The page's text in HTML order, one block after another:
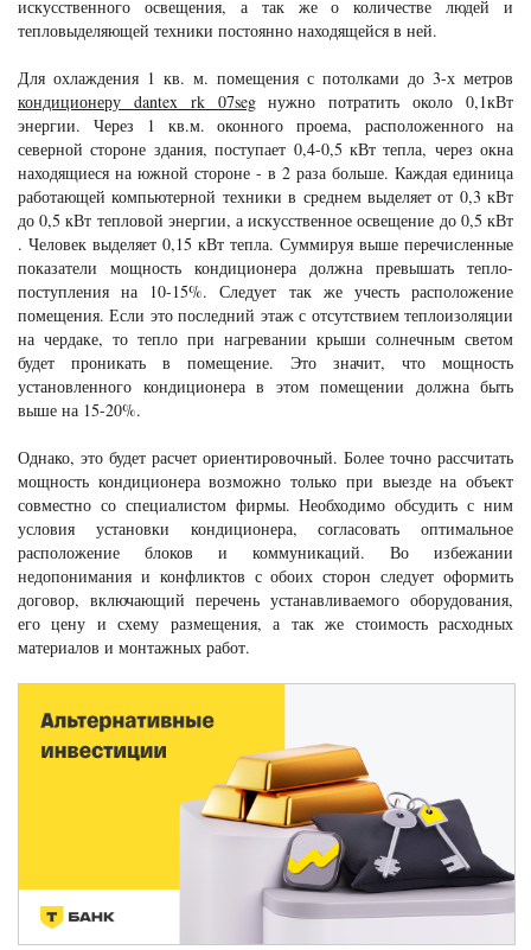
искусственного освещения, а так же о количестве людей и
тепловыделяющей техники постоянно находящейся в ней.
Для охлаждения 1 кв. м. помещения с потолками до 3-х метров
кондиционеру dantex rk 07segнужно потратить около 0,1кВт
энергии. Через 1 кв.м. оконного проема, расположенного на
северной стороне здания, поступает 0,4-0,5 кВт тепла, через окна
находящиеся на южной стороне - в 2 раза больше. Каждая единица
работающей компьютерной техники в среднем выделяет от 0,3 кВт
до 0,5 кВт тепловой энергии, а искусственное освещение до 0,5 кВт
. Человек выделяет 0,15 кВт тепла. Суммируя выше перечисленные
показатели мощность кондиционера должна превышать тепло-
поступления на 10-15%. Следует так же учесть расположение
помещения. Если это последний этаж с отсутствием теплоизоляции
на чердаке, то тепло при нагревании крыши солнечным светом
будет проникать в помещение. Это значит, что мощность
установленного кондиционера в этом помещении должна быть
выше на 15-20%.
Однако, это будет расчет ориентировочный. Более точно рассчитать
мощность кондиционера возможно только при выезде на объект
совместно со специалистом фирмы. Необходимо обсудить с ним
условия установки кондиционера, согласовать оптимальное
расположение блоков и коммуникаций. Во избежании
недопонимания и конфликтов с обоих сторон следует оформить
договор, включающий перечень устанавливаемого оборудования,
его цену и схему размещения, а так же стоимость расходных
материалов и монтажных работ.